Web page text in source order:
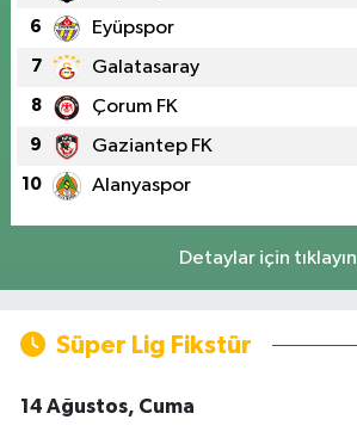
6 Eyüpspor
7 Galatasaray
8 Çorum FK
9 Gaziantep FK
10 Alanyaspor
Detaylar için tıklayın
Süper Lig Fikstür
14 Ağustos, Cuma